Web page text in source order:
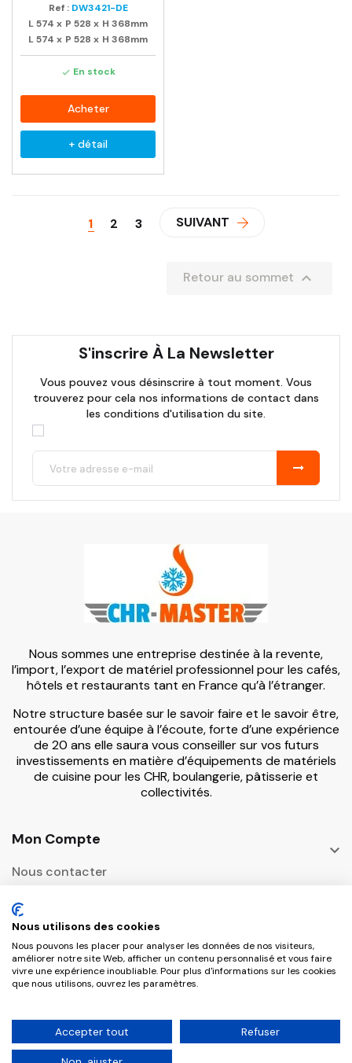
Ref : DW3421-DE
L574 x P 528 x H 368mm
L574 x P 528 x H 368mm
 En stock
Acheter
+ détail
1 2 3 SUIVANT
Retour au sommet 
S'inscrire À La Newsletter
Vous pouvez vous désinscrire à tout moment. Vous
trouverez pour cela nos informations de contact dans
les conditions d'utilisation du site.
Nous sommes une entreprise destinée à la revente,
l’import, l’export de matériel professionnel pour les cafés,
hôtels et restaurants tant en France qu’à l’étranger.
Notre structure basée sur le savoir faire et le savoir être,
entourée d’une équipe à l’écoute, forte d’une expérience
de 20 ans elle saura vous conseiller sur vos futurs
investissements en matière d’équipements de matériels
de cuisine pour les CHR, boulangerie, pâtisserie et
collectivités.
Mon Compte

Nous contacter
Informations
Adresse Postale
Copyright © 2026 CHR Master Tous droits
Nous utilisons des cookies
Nous pouvons les placer pour analyser les données de nos visiteurs,
améliorer notre site Web, afficher un contenu personnalisé et vous faire
vivre une expérience inoubliable. Pour plus d'informations sur les cookies
que nous utilisons, ouvrez les paramètres.
Accepter tout Refuser